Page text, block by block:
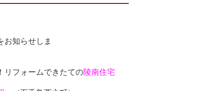
お知らせしま
ォームできたての陵南住宅